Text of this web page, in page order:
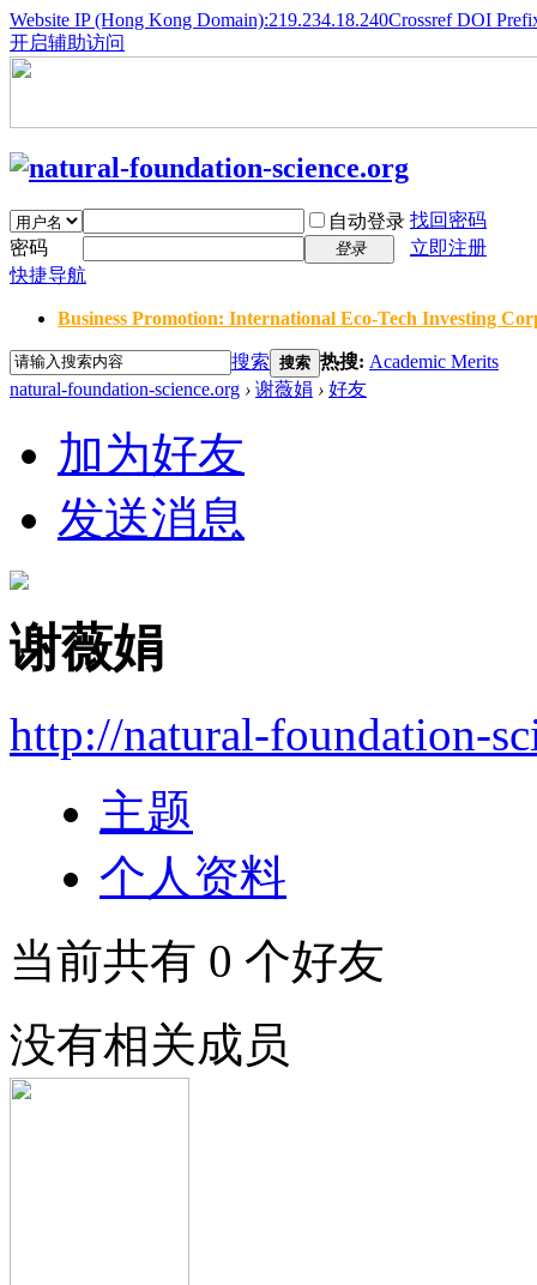
Website IP (Hong Kong Domain):219.234.18.240Crossref DOI
开启辅助访问
自动登录 找回密码
密码
登录
立即注册
快捷导航
Business Promotion: International Eco-Tech Investing
搜索 搜索 热搜: Academic Merits
natural-foundation-science.org › 谢薇娟 › 好友
加为好友
发送消息
谢薇娟
http://natural-foundation-
主题
个人资料
当前共有 0 个好友
没有相关成员